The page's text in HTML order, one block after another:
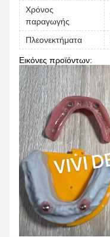
Χρόνος
παραγωγής
Πλεονεκτήματα
Εικόνες προϊόντων: